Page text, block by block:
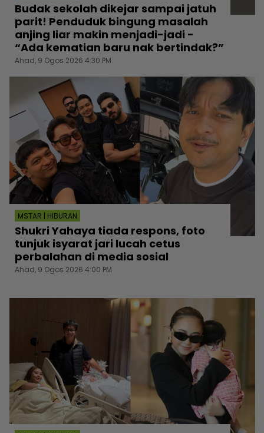
Budak sekolah dikejar sampai jatuh
parit! Penduduk bingung masalah
anjing liar makin menjadi-jadi -
“Ada kematian baru nak bertindak?”
Ahad, 9 Ogos 2026 4:30 PM
MSTAR | HIBURAN
Shukri Yahaya tiada respons, foto
tunjuk isyarat jari lucah cetus
perbalahan di media sosial
Ahad, 9 Ogos 2026 4:00 PM